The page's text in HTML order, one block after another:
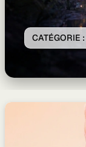
CATÉGORIE :